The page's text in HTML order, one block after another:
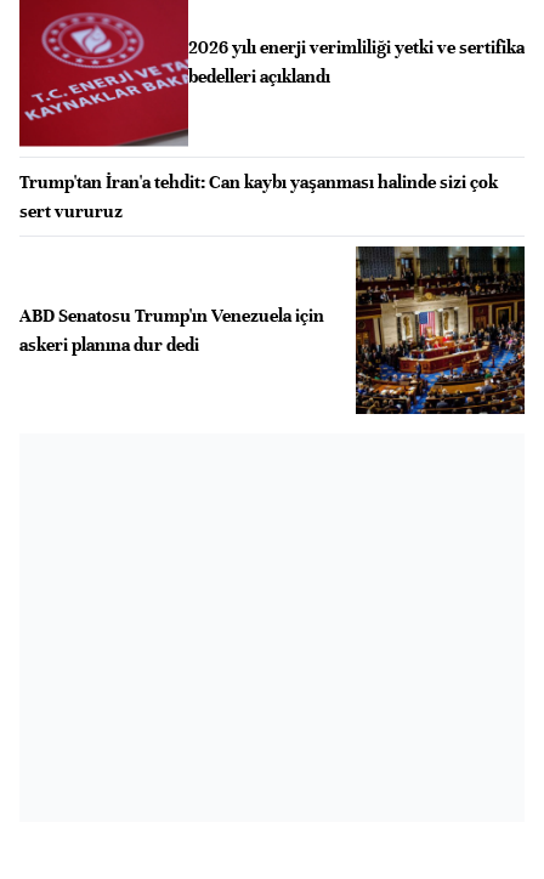
2026 yılı enerji verimliliği yetki ve sertifika
bedelleri açıklandı
Trump'tan İran'a tehdit: Can kaybı yaşanması halinde sizi çok
sert vururuz
ABD Senatosu Trump'ın Venezuela için
askeri planına dur dedi